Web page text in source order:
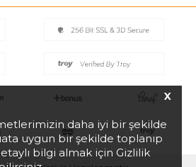
X
daha iyi bir şekilde
uygun bir şekilde toplanıp
bilgi almak için Gizlilik